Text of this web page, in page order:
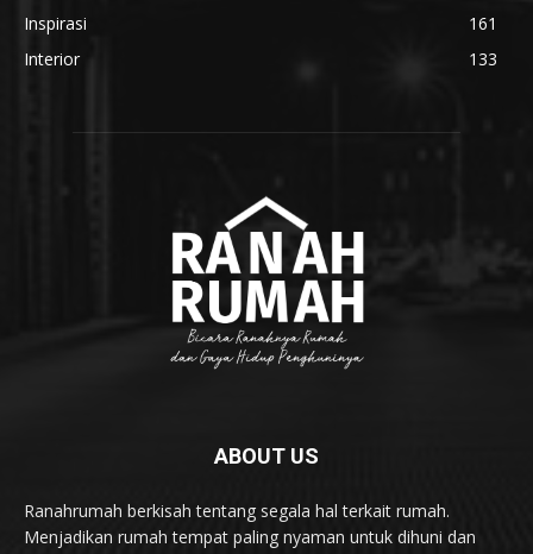
Inspirasi
161
Interior
133
ABOUT US
Ranahrumah berkisah tentang segala hal terkait rumah.
Menjadikan rumah tempat paling nyaman untuk dihuni dan